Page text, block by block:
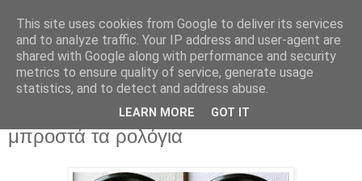
Σάββατο 28 Μαρτίου 2015
Θερινή ώρα από την Κυριακή, μία ώρα
μπροστά τα ρολόγια
This site uses cookies from Google to deliver its services
and to analyze traffic. Your IP address and user-agent are
shared with Google along with performance and security
metrics to ensure quality of service, generate usage
statistics, and to detect and address abuse.
LEARN MORE GOT IT